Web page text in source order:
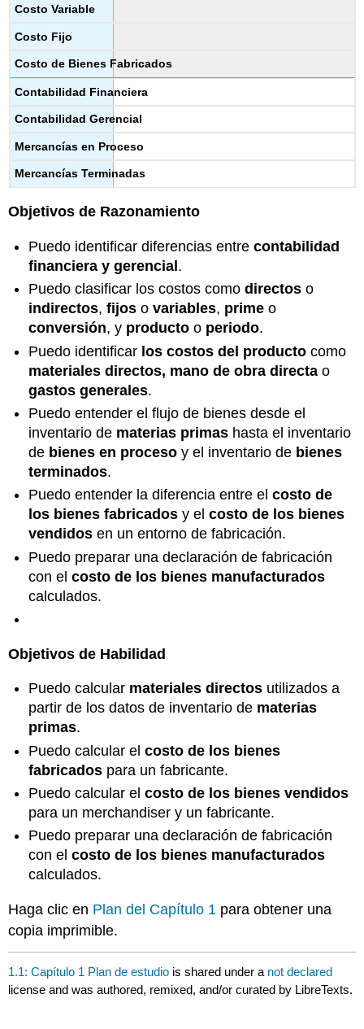
Costo Variable
Costo Fijo
Costo de Bienes Fabricados
Contabilidad Financiera
Contabilidad Gerencial
Mercancías en Proceso
Mercancías Terminadas
Objetivos de Razonamiento
Puedo identificar diferencias entrecontabilidad
financiera y gerencial.
Puedo clasificar los costos comodirectos o
indirectos,fijos ovariables, prime o
conversión, y producto o periodo.
Puedo identificar los costos del producto como
materiales directos, mano de obra directa o
gastos generales.
Puedo entender el flujo de bienes desde el
inventario de materias primas hasta el inventario
de bienes en proceso y el inventario de bienes
terminados.
Puedo entender la diferencia entre elcosto de
los bienes fabricados y elcosto de los bienes
vendidos en un entorno de fabricación.
Puedo preparar una declaración de fabricación
con elcosto de los bienes manufacturados
calculados.
Objetivos de Habilidad
Puedo calcular materiales directos utilizados a
partir de los datos de inventario de materias
primas.
Puedo calcular elcosto de los bienes
fabricados para un fabricante.
Puedo calcular elcosto de los bienes vendidos
para un merchandiser y un fabricante.
Puedo preparar una declaración de fabricación
con elcosto de los bienes manufacturados
calculados.
Haga clic en Plan del Capítulo 1 para obtener una
copia imprimible.
1.1: Capítulo 1 Plan de estudio is shared under a not declared
license and was authored, remixed, and/or curated by LibreTexts.